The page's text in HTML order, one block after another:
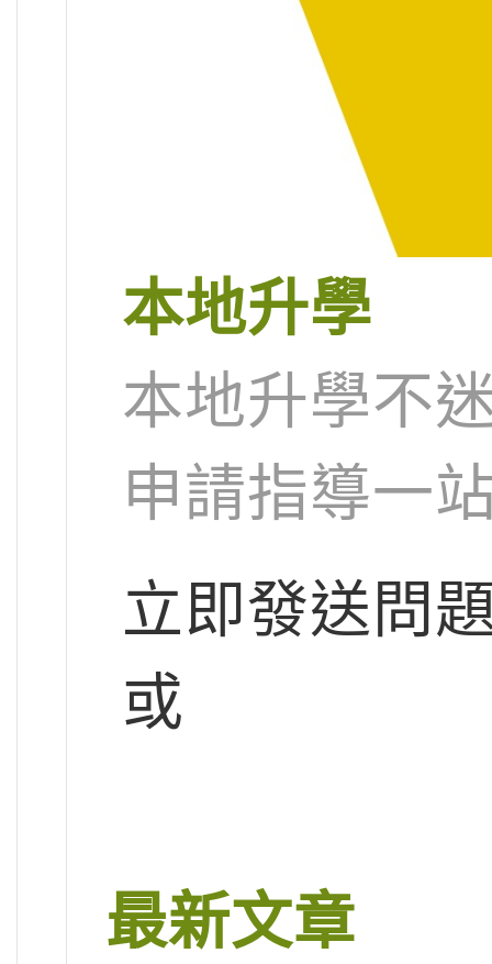
本地升學
本地升學不
申請指導一
立即發送問
或
最新文章